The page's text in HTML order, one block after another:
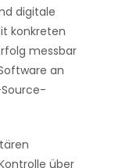
digitale
konkreten
messbar
an
über